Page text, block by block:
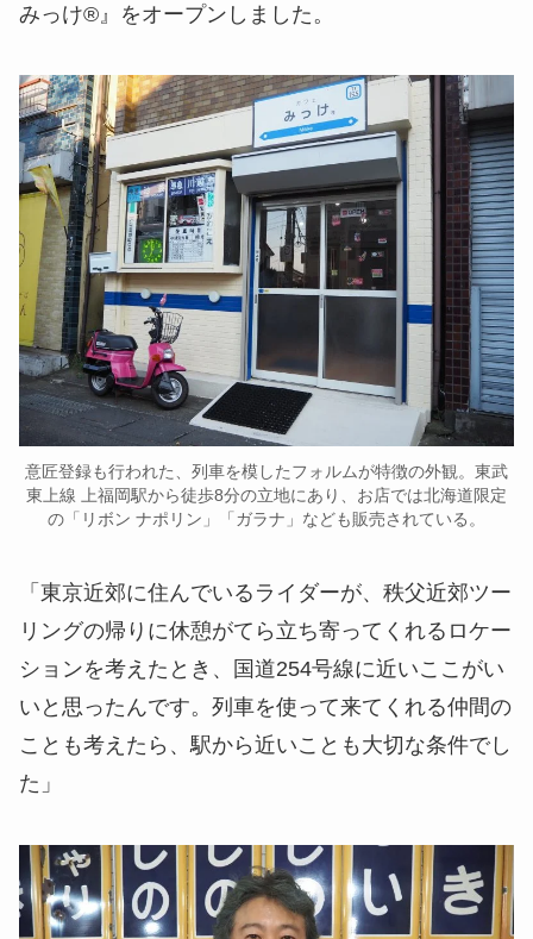
みっけ®』をオープンしました。
意匠登録も行われた、列車を模したフォルムが特徴の外観。東武
東上線 上福岡駅から徒歩8分の立地にあり、お店では北海道限定
の「リボン ナポリン」「ガラナ」なども販売されている。
「東京近郊に住んでいるライダーが、秩父近郊ツー
リングの帰りに休憩がてら立ち寄ってくれるロケー
ションを考えたとき、国道254号線に近いここがい
いと思ったんです。列車を使って来てくれる仲間の
ことも考えたら、駅から近いことも大切な条件でし
た」